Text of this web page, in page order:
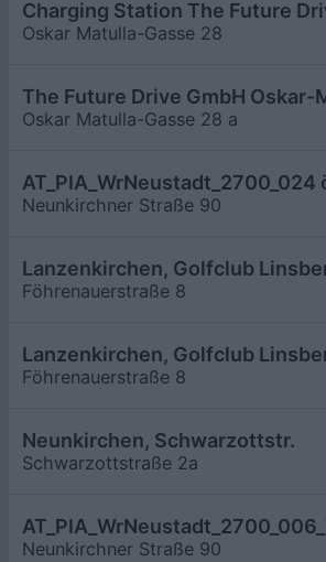
Charging Station The Future
Oskar Matulla-Gasse 28
The Future Drive GmbH Oskar-
Oskar Matulla-Gasse 28 a
Neunkirchner Straße 90
Lanzenkirchen, Golfclub
Föhrenauerstraße 8
Lanzenkirchen, Golfclub
Föhrenauerstraße 8
Neunkirchen, Schwarzottstr.
Schwarzottstraße 2a
Neunkirchner Straße 90